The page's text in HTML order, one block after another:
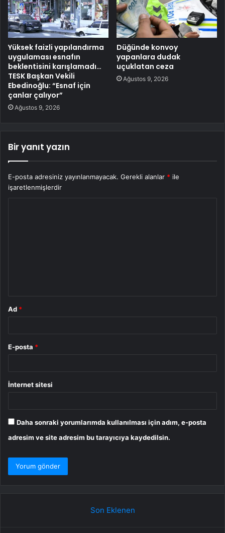
Yüksek faizli yapılandırma
uygulaması esnafın
beklentisini karışlamadı…
TESK Başkan Vekili
Ebedinoğlu: “Esnaf için
çanlar çalıyor”
Ağustos 9, 2026
Düğünde konvoy
yapanlara dudak
uçuklatan ceza
Ağustos 9, 2026
Bir yanıt yazın
E-posta adresiniz yayınlanmayacak. Gerekli alanlar * ile
işaretlenmişlerdir
Ad *
E-posta *
İnternet sitesi
Daha sonraki yorumlarımda kullanılması için adım, e-posta
adresim ve site adresim bu tarayıcıya kaydedilsin.
Son Eklenen